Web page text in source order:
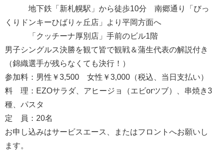
地下鉄「新札幌駅」から徒歩10分 南郷通り「びっ
くりドンキーひばりヶ丘店」より平岡方面へ
「クッチーナ厚別店」手前のビル1階
男子シングルス決勝を観て皆で観戦＆蒲生代表の解説付き
（錦織選手が残らなくても決行！）
参加料：男性￥3,500 女性￥3,000（税込、当日支払い）
料 理：EZOサラダ、アヒージョ（エビorツブ）、串焼き3
種、パスタ
定 員：20名
お申し込みはサービスエース、またはフロントへお願いし
ます。